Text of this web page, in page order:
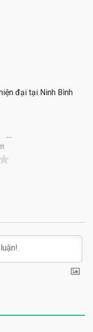
đại tại Ninh Bình